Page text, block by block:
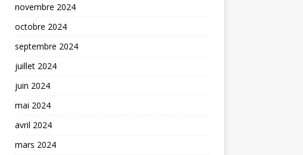
novembre 2024
octobre 2024
septembre 2024
juillet 2024
juin 2024
mai 2024
avril 2024
mars 2024